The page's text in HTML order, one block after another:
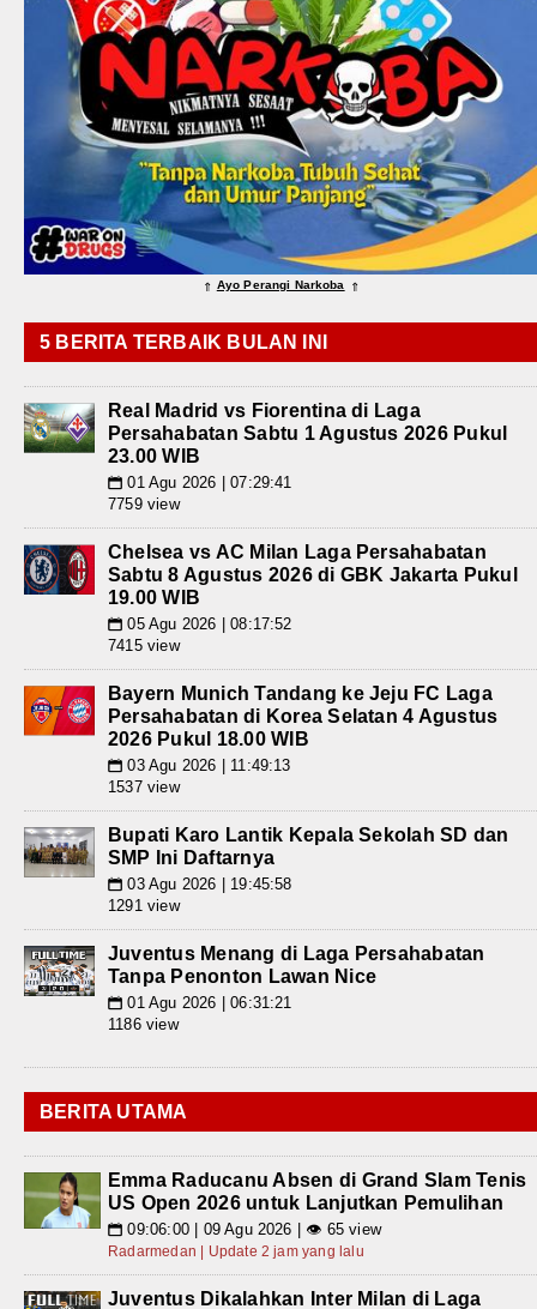
⇑ Ayo Perangi Narkoba ⇑
5 BERITA TERBAIK BULAN INI
Real Madrid vs Fiorentina di Laga
Persahabatan Sabtu 1 Agustus 2026 Pukul
23.00 WIB
📅 01 Agu 2026 | 07:29:41
7759 view
Chelsea vs AC Milan Laga Persahabatan
Sabtu 8 Agustus 2026 di GBK Jakarta Pukul
19.00 WIB
📅 05 Agu 2026 | 08:17:52
7415 view
Bayern Munich Tandang ke Jeju FC Laga
Persahabatan di Korea Selatan 4 Agustus
2026 Pukul 18.00 WIB
📅 03 Agu 2026 | 11:49:13
1537 view
Bupati Karo Lantik Kepala Sekolah SD dan
SMP Ini Daftarnya
📅 03 Agu 2026 | 19:45:58
1291 view
Juventus Menang di Laga Persahabatan
Tanpa Penonton Lawan Nice
📅 01 Agu 2026 | 06:31:21
1186 view
BERITA UTAMA
Emma Raducanu Absen di Grand Slam Tenis
US Open 2026 untuk Lanjutkan Pemulihan
📅 09:06:00 | 09 Agu 2026 | 👁 65 view
Radarmedan | Update 2 jam yang lalu
Juventus Dikalahkan Inter Milan di Laga